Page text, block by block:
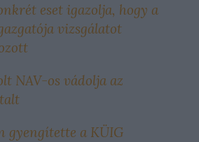
eset igazolja, hogy a
vizsgálatot
NAV-os vádolja az
gyengítette a KÜIG